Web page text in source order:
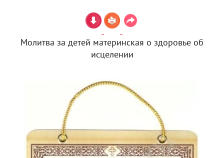
Молитва за детей материнская о здоровье об
исцелении